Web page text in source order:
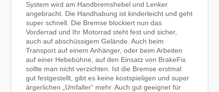
System wird am Handbremshebel und Lenker
angebracht. Die Handhabung ist kinderleicht und geht
super schnell. Die Bremse blockiert nun das
Vorderrad und Ihr Motorrad steht fest und sicher,
auch auf abschüssigem Gelände. Auch beim
Transport auf einem Anhänger, oder beim Arbeiten
auf einer Hebebühne, auf den Einsatz von BrakeFix
sollte man nicht verzichten. Ist die Bremse erstmal
gut festgestellt, gibt es keine kostspieligen und super
ärgerlichen „Umfaller“ mehr. Auch gut geeignet für